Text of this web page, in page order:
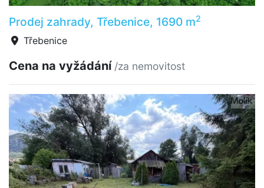
Prodej zahrady, Třebenice, 1690 m2
Třebenice
Cena na vyžádání /za nemovitost